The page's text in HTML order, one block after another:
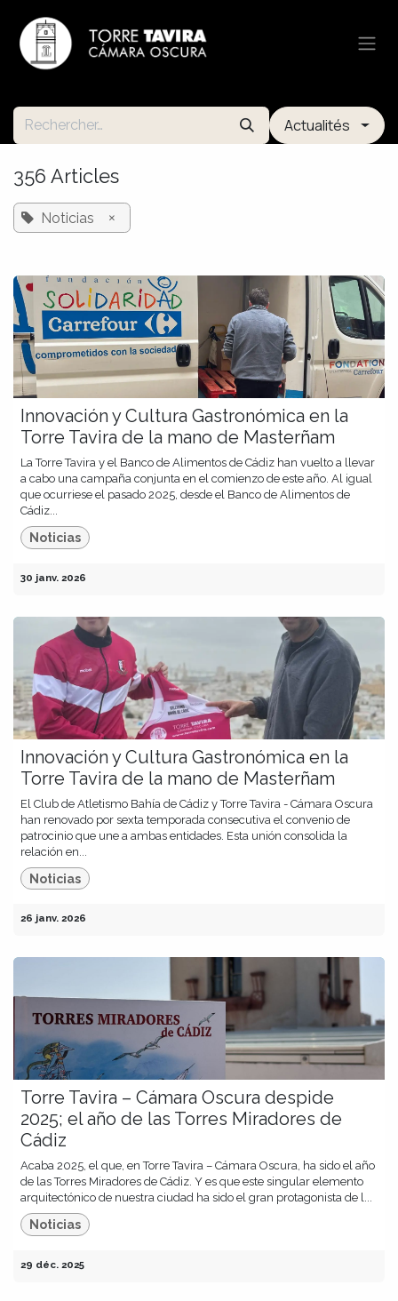
Actualités
356 Articles
Noticias ×
Innovación y Cultura Gastronómica en la
Torre Tavira de la mano de Masterñam
La Torre Tavira y el Banco de Alimentos de Cádiz han vuelto a llevar
a cabo una campaña conjunta en el comienzo de este año. Al igual
que ocurriese el pasado 2025, desde el Banco de Alimentos de
Cádiz...
Noticias
30 janv. 2026
Innovación y Cultura Gastronómica en la
Torre Tavira de la mano de Masterñam
El Club de Atletismo Bahía de Cádiz y Torre Tavira - Cámara Oscura
han renovado por sexta temporada consecutiva el convenio de
patrocinio que une a ambas entidades. Esta unión consolida la
relación en...
Noticias
26 janv. 2026
Torre Tavira – Cámara Oscura despide
2025; el año de las Torres Miradores de
Cádiz
Acaba 2025, el que, en Torre Tavira – Cámara Oscura, ha sido el año
de las Torres Miradores de Cádiz. Y es que este singular elemento
arquitectónico de nuestra ciudad ha sido el gran protagonista de l...
Noticias
29 déc. 2025